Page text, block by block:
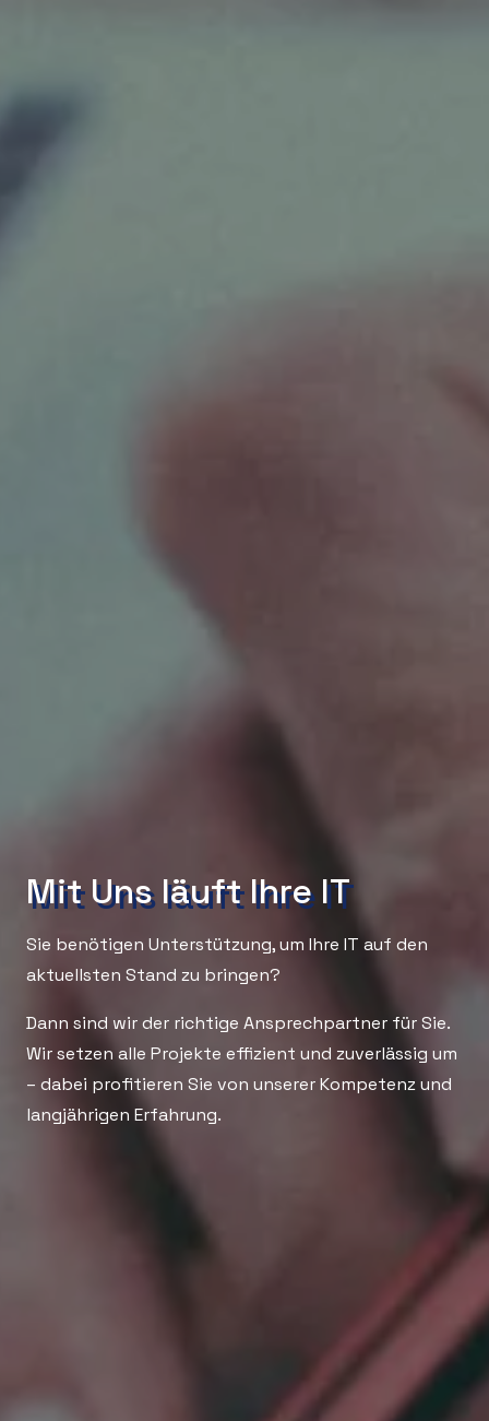
Mit Uns läuft Ihre IT
Sie benötigen Unterstützung, um Ihre IT auf den
aktuellsten Stand zu bringen?
Dann sind wir der richtige Ansprechpartner für Sie.
Wir setzen alle Projekte effizient und zuverlässig um
– dabei profitieren Sie von unserer Kompetenz und
langjährigen Erfahrung.